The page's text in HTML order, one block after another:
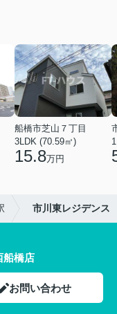
船橋市芝山７丁目
3LDK (70.59㎡)
15.8万円
市川東レジデンス
船橋店
お問い合わせ